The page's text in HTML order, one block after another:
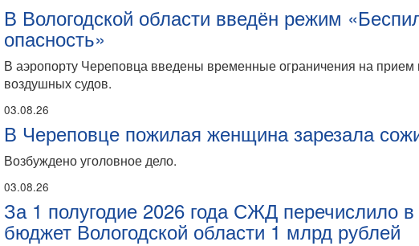
В Вологодской области введён режим
опасность»
В аэропорту Череповца введены временные ограничения на прием
воздушных судов.
03.08.26
В Череповце пожилая женщина зарезала
Возбуждено уголовное дело.
03.08.26
За 1 полугодие 2026 года СЖД перечислило в
бюджет Вологодской области 1 млрд рублей